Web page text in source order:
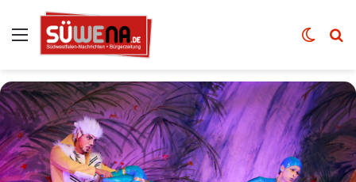
Auswahl Skin